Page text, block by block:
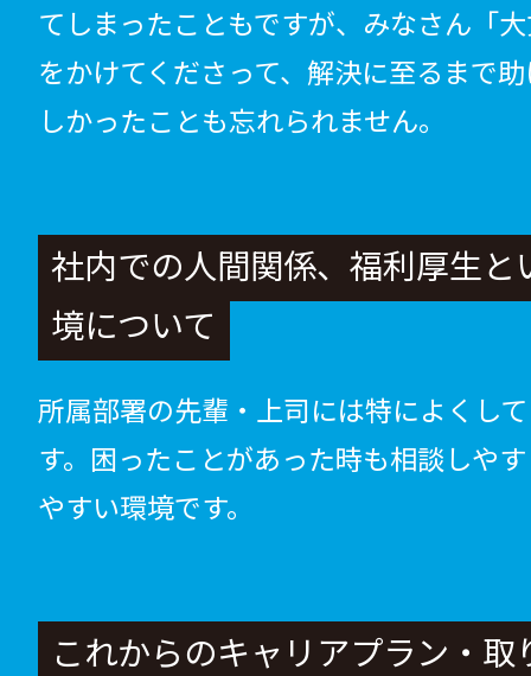
てしまったこともですが、みなさん「
をかけてくださって、解決に至るまで
しかったことも忘れられません。
社内での人間関係、福利厚生と
境について
所属部署の先輩・上司には特によくし
す。困ったことがあった時も相談しや
やすい環境です。
これからのキャリアプラン・取